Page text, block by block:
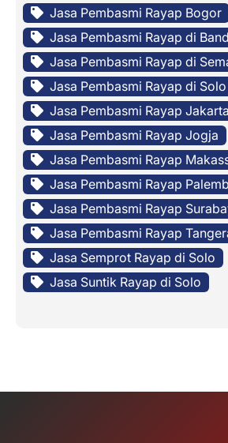
Jasa Pembasmi Rayap Bogor
Jasa Pembasmi Rayap di
Jasa Pembasmi Rayap di
Jasa Pembasmi Rayap di Solo
Jasa Pembasmi Rayap Jakarta
Jasa Pembasmi Rayap Jogja
Jasa Pembasmi Rayap
Jasa Pembasmi Rayap
Jasa Pembasmi Rayap
Jasa Pembasmi Rayap
Jasa Semprot Rayap di Solo
Jasa Suntik Rayap di Solo